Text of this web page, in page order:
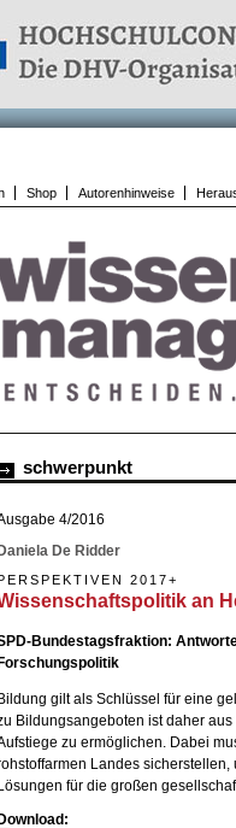
Shop Autorenhinweise
schwerpunkt
4/2016
De Ridder
2017+
an
Bundestagsfraktion:
Forschungspolitik
Bildung gilt als Schlüssel für eine
Bildungsangeboten ist daher
zu ermöglichen. Dabei
Landes
Lösungen für die großen
Download: